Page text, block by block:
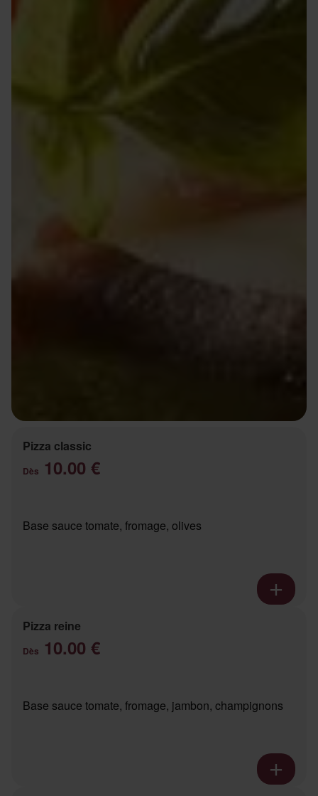
Pizza classic
Dès 10.00 €
Base sauce tomate, fromage, olives
Pizza reine
Dès 10.00 €
Base sauce tomate, fromage, jambon, champignons